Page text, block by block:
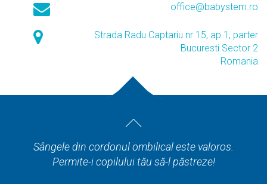
office@babystem.ro
Strada Radu Captariu nr 15, ap 1, parter
Bucuresti Sector 2
Romania
Sângele din cordonul ombilical este valoros.
Permite-i copilului tău să-l păstreze!